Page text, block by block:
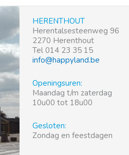
HERENTHOUT
Herentalsesteenweg 96
2270 Herenthout
Tel 014 23 35 15
info@happyland.be
Openingsuren:
Maandag t/m zaterdag
10u00 tot 18u00
Gesloten:
Zondag en feestdagen